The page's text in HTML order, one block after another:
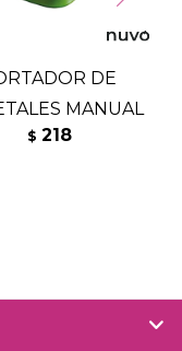
DE
MANUAL
$ 218